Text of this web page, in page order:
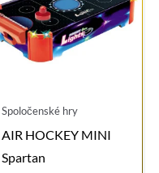
Spoločenské hry
AIR HOCKEY MINI
Spartan